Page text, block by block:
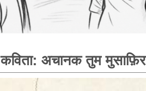
कविता: अचानक तुम मुसाफ़िर